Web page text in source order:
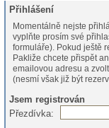
Přihlášení
Momentálně nejste
vyplňte prosím své
formuláře).
Pakliže chcete přispět
emailovou adresu a
(nesmí však již být
Jsem registrován
Přezdívka: